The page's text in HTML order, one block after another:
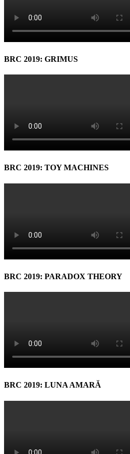
BRC 2019: GRIMUS
BRC 2019: TOY MACHINES
BRC 2019: PARADOX THEORY
BRC 2019: LUNA AMARĂ